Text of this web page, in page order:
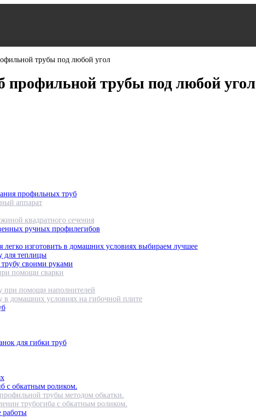
профильной трубы под любой угол
профильных труб
аппарат
квадратного сечения
ручных профилегибов
легко изготовить в домашних условиях выбираем лучшее
для теплицы
своими руками
помощи сварки
при помощи наполнителей
в домашних условиях на гибочной плите
для гибки труб
с обкатным роликом.
трубы методом обкатки.
трубогиба с обкатным роликом.
работы